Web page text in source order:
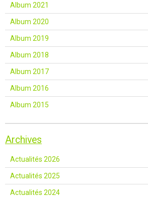
Album 2021
Album 2020
Album 2019
Album 2018
Album 2017
Album 2016
Album 2015
Archives
Actualités 2026
Actualités 2025
Actualités 2024